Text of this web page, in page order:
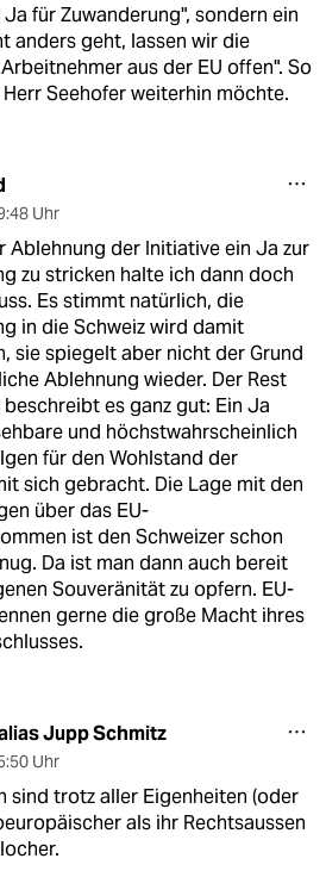
Ja für Zuwanderung", sondern ein
anders geht, lassen wir die
aus der EU offen". So
Seehofer weiterhin möchte.
Uhr
Ablehnung der Initiative ein Ja zur
zu stricken halte ich dann doch
Es stimmt natürlich, die
in die Schweiz wird damit
sie spiegelt aber nicht der Grund
Ablehnung wieder. Der Rest
es ganz gut: Ein Ja
und höchstwahrscheinlich
für den Wohlstand der
sich gebracht. Die Lage mit den
über das EU-
ist den Schweizer schon
Da ist man dann auch bereit
Souveränität zu opfern. EU-
gerne die große Macht ihres
Jupp Schmitz
Uhr
sind trotz aller Eigenheiten (oder
als ihr Rechtsaussen